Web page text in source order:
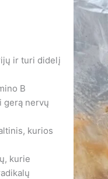
ir turi didelį
B
gerą nervų
kurios
kurie